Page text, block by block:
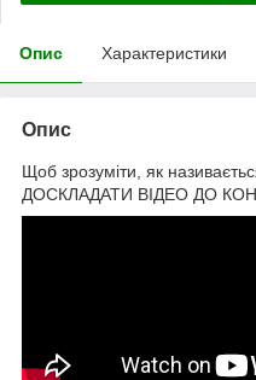
Опис Характеристики
Опис
Щоб зрозуміти, як
ДОСКЛАДАТИ ВІДЕО ДО